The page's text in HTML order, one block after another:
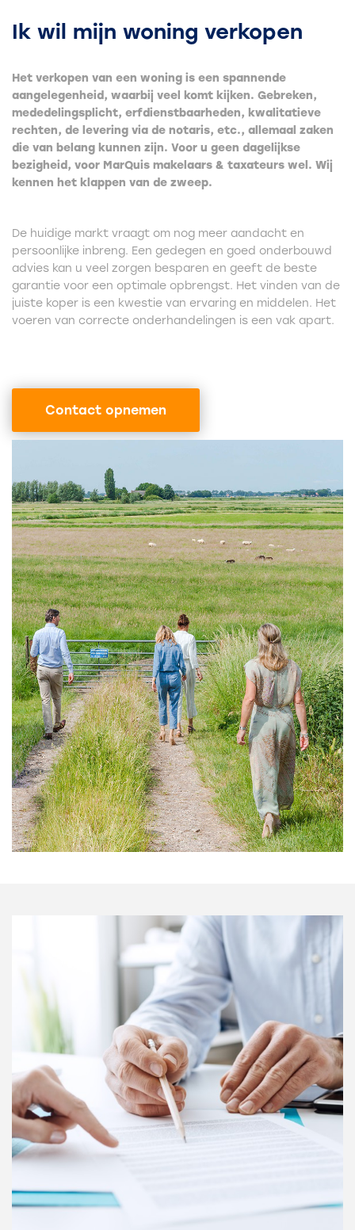
Ik wil mijn woning verkopen
Het verkopen van een woning is een spannende
aangelegenheid, waarbij veel komt kijken. Gebreken,
mededelingsplicht, erfdienstbaarheden, kwalitatieve
rechten, de levering via de notaris, etc., allemaal zaken
die van belang kunnen zijn. Voor u geen dagelijkse
bezigheid, voor MarQuis makelaars & taxateurs wel. Wij
kennen het klappen van de zweep.
De huidige markt vraagt om nog meer aandacht en
persoonlijke inbreng. Een gedegen en goed onderbouwd
advies kan u veel zorgen besparen en geeft de beste
garantie voor een optimale opbrengst. Het vinden van de
juiste koper is een kwestie van ervaring en middelen. Het
voeren van correcte onderhandelingen is een vak apart.
Contact opnemen